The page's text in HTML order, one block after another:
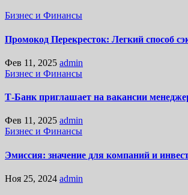
Бизнес и Финансы
Промокод Перекресток: Легкий способ
Фев 11, 2025 admin
Бизнес и Финансы
Т-Банк приглашает на вакансии
Фев 11, 2025 admin
Бизнес и Финансы
Эмиссия: значение для компаний и
Ноя 25, 2024 admin